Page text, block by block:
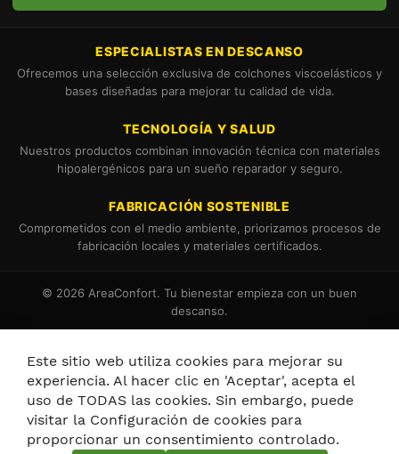
ESPECIALISTAS EN DESCANSO
Ofrecemos una selección exclusiva de colchones viscoelásticos y
bases diseñadas para mejorar tu calidad de vida.
TECNOLOGÍA Y SALUD
Nuestros productos combinan innovación técnica con materiales
hipoalergénicos para un sueño reparador y seguro.
FABRICACIÓN SOSTENIBLE
Comprometidos con el medio ambiente, priorizamos procesos de
fabricación locales y materiales certificados.
© 2026 AreaConfort. Tu bienestar empieza con un buen
descanso.
Este sitio web utiliza cookies para mejorar su
experiencia. Al hacer clic en 'Aceptar', acepta el
uso de TODAS las cookies. Sin embargo, puede
visitar la Configuración de cookies para
proporcionar un consentimiento controlado.